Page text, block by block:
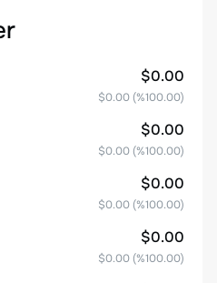
$0.00
$0.00 (%100.00)
$0.00
$0.00 (%100.00)
$0.00
$0.00 (%100.00)
$0.00
$0.00 (%100.00)